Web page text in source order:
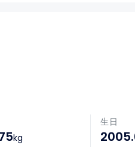
kg
生日